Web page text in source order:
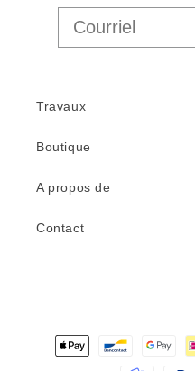
Travaux
Boutique
A propos de
Contact
Modes